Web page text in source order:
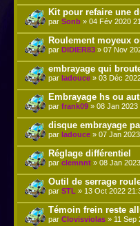
Kit pour refaire une
par Sonb » 04 Fév 2020
Roulement moyeux
par DIDIER83 » 07 Nov
embrayage qui
par ladouce » 03 Déc
Embrayage hs ou
par frank09 » 08 Jan 2023
disque embrayage
par ladouce » 07 Jan
Réglage différentiel
par clemnnt » 08 Jan
Outil de serrage
par STL » 13 Oct 2022
Témoin frein reste
par Clovisviolas » 11 Sep